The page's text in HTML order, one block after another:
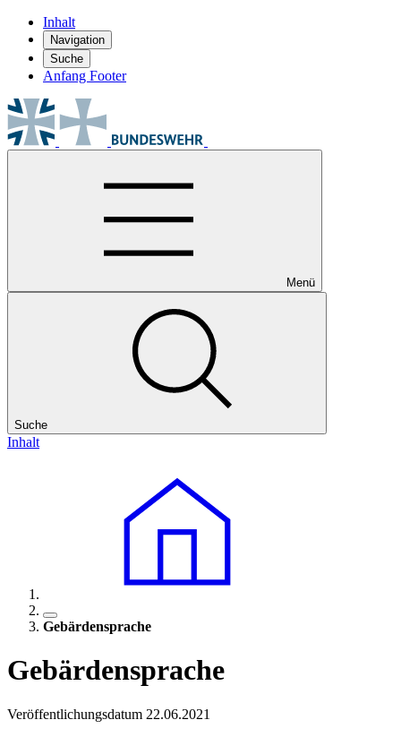
Inhalt
Navigation
Suche
Anfang Footer
Menü
Suche
Inhalt
Gebärdensprache
Gebärdensprache
Veröffentlichungsdatum 22.06.2021